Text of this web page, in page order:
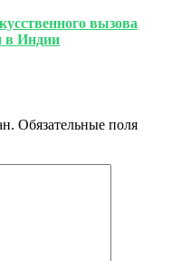
вызова
в Индии
Обязательные поля